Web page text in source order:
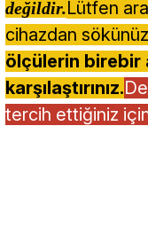
değildir.Lütfen
cihazdan
ölçülerin birebir
karşılaştırınız.
tercih ettiğiniz